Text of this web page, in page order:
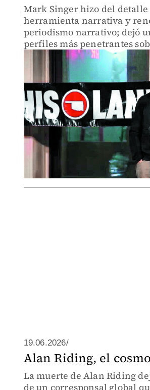
Mark Singer hizo del
herramienta narrativa y
periodismo narrativo; dejó
perfiles más penetrantes
Trump antes de su llegada al
19.06.2026/
Alan Riding, el
La muerte de Alan Riding
de un corresponsal global